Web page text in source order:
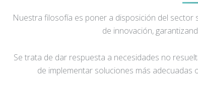
Nuestra filosofía es poner a disposición del
de innovación,
Se trata de dar respuesta a necesidades no
de implementar soluciones más adecuadas